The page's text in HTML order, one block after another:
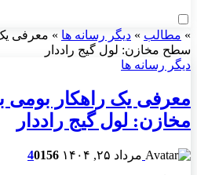
» مطالب » دیگر رسانه ها » معرفی
سطح مخازن: لول گیج‌ راددار
دیگر رسانه ها
معرفی یک راهکار
مخازن: لول گیج‌ راددار
مرداد ۲۵, ۱۴۰۴ 40156